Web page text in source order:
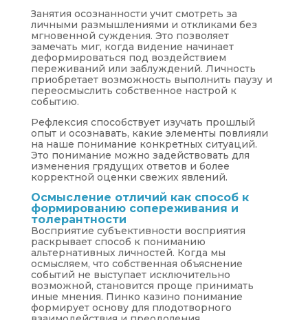
Занятия осознанности учит смотреть за
личными размышлениями и откликами без
мгновенной суждения. Это позволяет
замечать миг, когда видение начинает
деформироваться под воздействием
переживаний или заблуждений. Личность
приобретает возможность выполнить паузу и
переосмыслить собственное настрой к
событию.
Рефлексия способствует изучать прошлый
опыт и осознавать, какие элементы повлияли
на наше понимание конкретных ситуаций.
Это понимание можно задействовать для
изменения грядущих ответов и более
корректной оценки свежих явлений.
Осмысление отличий как способ к
формированию сопереживания и
толерантности
Восприятие субъективности восприятия
раскрывает способ к пониманию
альтернативных личностей. Когда мы
осмысляем, что собственная объяснение
событий не выступает исключительно
возможной, становится проще принимать
иные мнения. Пинко казино понимание
формирует основу для плодотворного